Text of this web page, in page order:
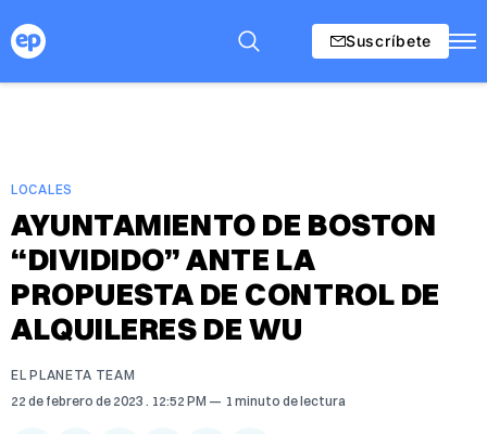
Suscríbete
LOCALES
AYUNTAMIENTO DE BOSTON
“DIVIDIDO” ANTE LA
PROPUESTA DE CONTROL DE
ALQUILERES DE WU
EL PLANETA TEAM
22 de febrero de 2023 . 12:52 PM 1 minuto de lectura